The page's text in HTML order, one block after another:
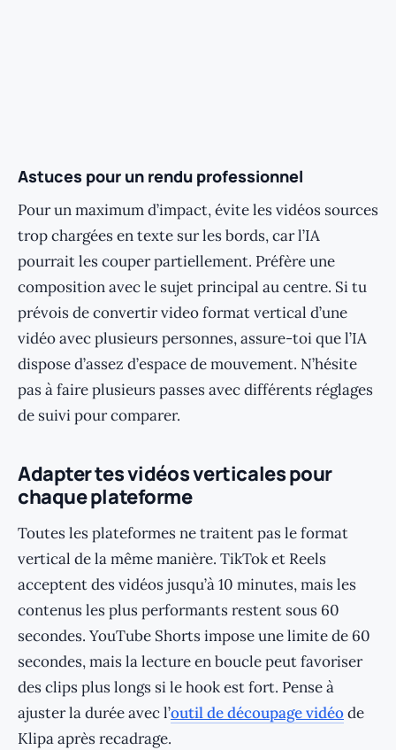
Astuces pour un rendu professionnel
Pour un maximum d’impact, évite les vidéos sources
trop chargées en texte sur les bords, car l’IA
pourrait les couper partiellement. Préfère une
composition avec le sujet principal au centre. Si tu
prévois de convertir video format vertical d’une
vidéo avec plusieurs personnes, assure-toi que l’IA
dispose d’assez d’espace de mouvement. N’hésite
pas à faire plusieurs passes avec différents réglages
de suivi pour comparer.
Adapter tes vidéos verticales pour
chaque plateforme
Toutes les plateformes ne traitent pas le format
vertical de la même manière. TikTok et Reels
acceptent des vidéos jusqu’à 10 minutes, mais les
contenus les plus performants restent sous 60
secondes. YouTube Shorts impose une limite de 60
secondes, mais la lecture en boucle peut favoriser
des clips plus longs si le hook est fort. Pense à
ajuster la durée avec l’outil de découpage vidéode
Klipa après recadrage.